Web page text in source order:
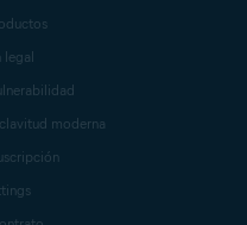
legal
moderna